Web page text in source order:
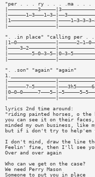
"per . . . ry . . . .ma . . .
". .in place" "calling per
". .son" "again" "again"
lyrics 2nd time around:
"riding painted horses, o
you can see it on their faces,
minded my own business, like
but if i don't try to help'em
I don't mind, draw the line
Feelin' fine, then I'll see
Over and over again
Who can we get on the case?
We need Perry Mason
Someone to put you in place